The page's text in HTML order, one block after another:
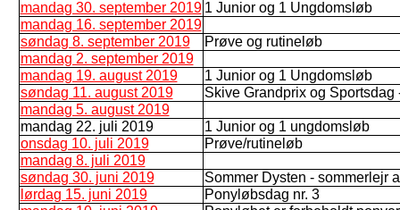
mandag 30. september 2019 1 Junior og 1 Ungdomsløb
mandag 16. september 2019
søndag 8. september 2019
Prøve og rutineløb
mandag 2. september 2019
mandag 19. august 2019
1 Junior og 1 Ungdomsløb
søndag 11. august 2019
Skive Grandprix og
mandag 5. august 2019
mandag 22. juli 2019
1 Junior og 1 ungdomsløb
onsdag 10. juli 2019
Prøve/rutineløb
mandag 8. juli 2019
søndag 30. juni 2019
Sommer Dysten - sommerlejr
lørdag 15. juni 2019
Ponyløbsdag nr. 3